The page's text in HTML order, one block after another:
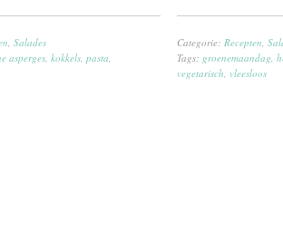
Salades
asperges kokkels pasta
Categorie: Recepten
Tags: groenemaandag
vegetarisch vleesloos